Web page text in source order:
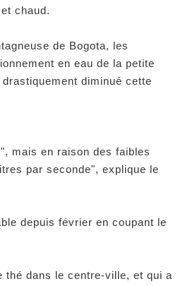
chaud.
de Bogota, les
en eau de la petite
diminué cette
mais en raison des faibles
par seconde", explique le
depuis février en coupant le
thé dans le centre-ville, et qui a